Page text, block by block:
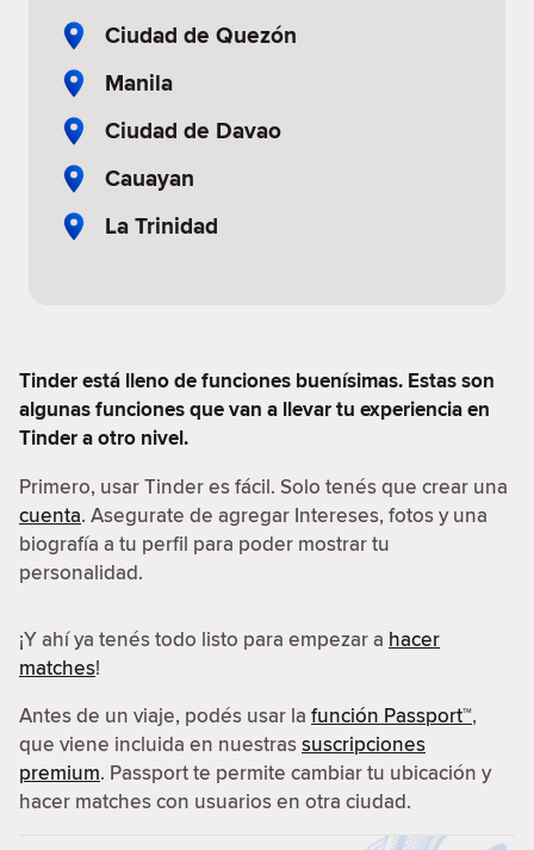
Ciudad de Quezón
Manila
Ciudad de Davao
Cauayan
La Trinidad
Tinder está lleno de funciones buenísimas. Estas son
algunas funciones que van a llevar tu experiencia en
Tinder a otro nivel.
Primero, usar Tinder es fácil. Solo tenés que crear una
cuenta. Asegurate de agregar Intereses, fotos y una
biografía a tu perfil para poder mostrar tu
personalidad.
¡Y ahí ya tenés todo listo para empezar a hacer
matches!
Antes de un viaje, podés usar la función Passport™,
que viene incluida en nuestrassuscripciones
premium. Passport te permite cambiar tu ubicación y
hacer matches con usuarios en otra ciudad.